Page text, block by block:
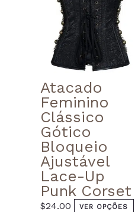
Atacado
Feminino
Clássico
Gótico
Bloqueio
Ajustável
Lace-Up
Punk Corset
$24.00 VER OPÇÕES